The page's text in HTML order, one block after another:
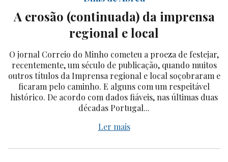
A erosão (continuada) da imprensa
regional e local
O jornal Correio do Minho cometeu a proeza de festejar,
recentemente, um século de publicação, quando muitos
outros títulos da Imprensa regional e local soçobraram e
ficaram pelo caminho. E alguns com um respeitável
histórico. De acordo com dados fiáveis, nas últimas duas
décadas Portugal...
Ler mais